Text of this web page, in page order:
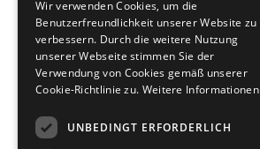
Brautschuhe
Sneaker
Übergrößen 43-44
Merlet
Nueva Epoca
RayRose
Bilder
Wir verwenden Cookies, um die
Benutzerfreundlichkeit unserer Website zu
verbessern. Durch die weitere Nutzung
unserer Webseite stimmen Sie der
Verwendung von Cookies gemäß unserer
Cookie-Richtlinie zu. Weitere Informationen
UNBEDINGT ERFORDERLICH